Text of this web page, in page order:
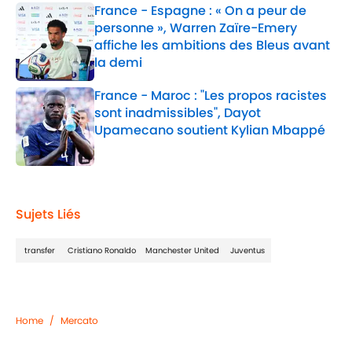
France - Espagne : « On a peur de
personne », Warren Zaïre-Emery
affiche les ambitions des Bleus avant
la demi
Published by on Invalid Date
France - Maroc : "Les propos racistes
sont inadmissibles", Dayot
Upamecano soutient Kylian Mbappé
Published by on Invalid Date
Sujets Liés
transfer Cristiano Ronaldo Manchester United Juventus
Home / Mercato